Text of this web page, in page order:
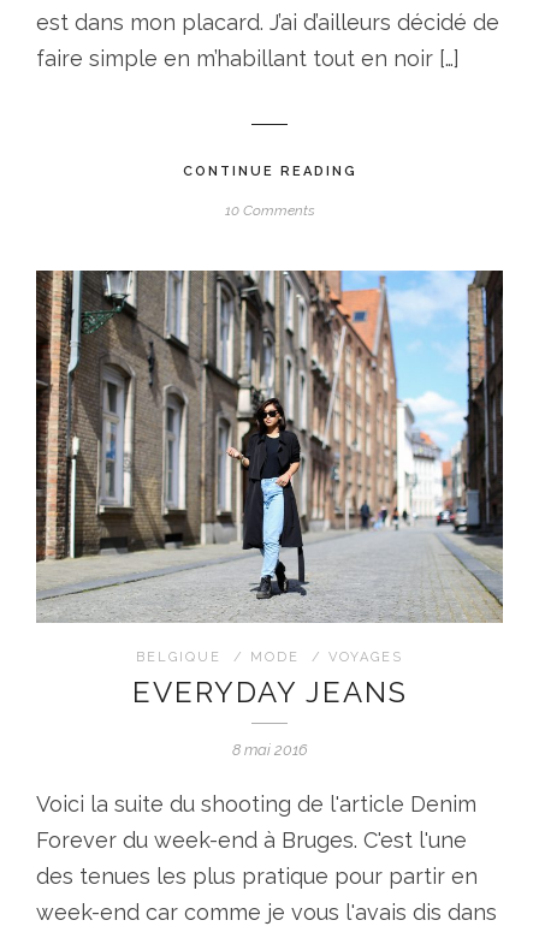
est dans mon placard. J’ai d’ailleurs décidé de
faire simple en m’habillant tout en noir […]
CONTINUE READING
10 Comments
BELGIQUE / MODE / VOYAGES
EVERYDAY JEANS
8 mai 2016
Voici la suite du shooting de l'article Denim
Forever du week-end à Bruges. C'est l'une
des tenues les plus pratique pour partir en
week-end car comme je vous l'avais dis dans